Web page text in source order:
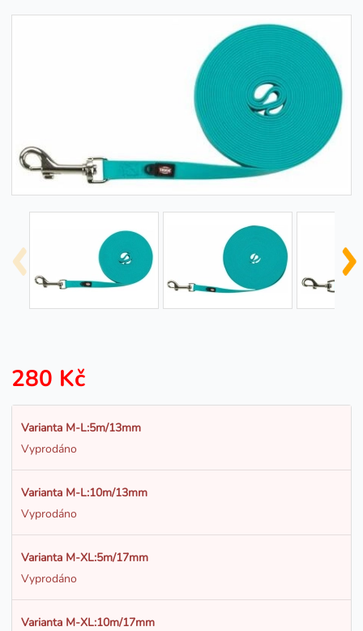
280 Kč
Varianta M-L:5m/13mm
Vyprodáno
Varianta M-L:10m/13mm
Vyprodáno
Varianta M-XL:5m/17mm
Vyprodáno
Varianta M-XL:10m/17mm